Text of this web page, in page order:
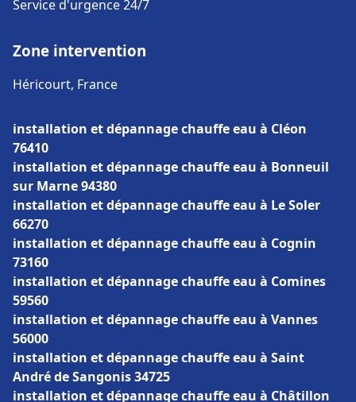
Service d'urgence 24/7
Zone intervention
Héricourt, France
installation et dépannage chauffe eau à Cléon
76410
installation et dépannage chauffe eau à Bonneuil
sur Marne 94380
installation et dépannage chauffe eau à Le Soler
66270
installation et dépannage chauffe eau à Cognin
73160
installation et dépannage chauffe eau à Comines
59560
installation et dépannage chauffe eau à Vannes
56000
installation et dépannage chauffe eau à Saint
André de Sangonis 34725
installation et dépannage chauffe eau à Châtillon